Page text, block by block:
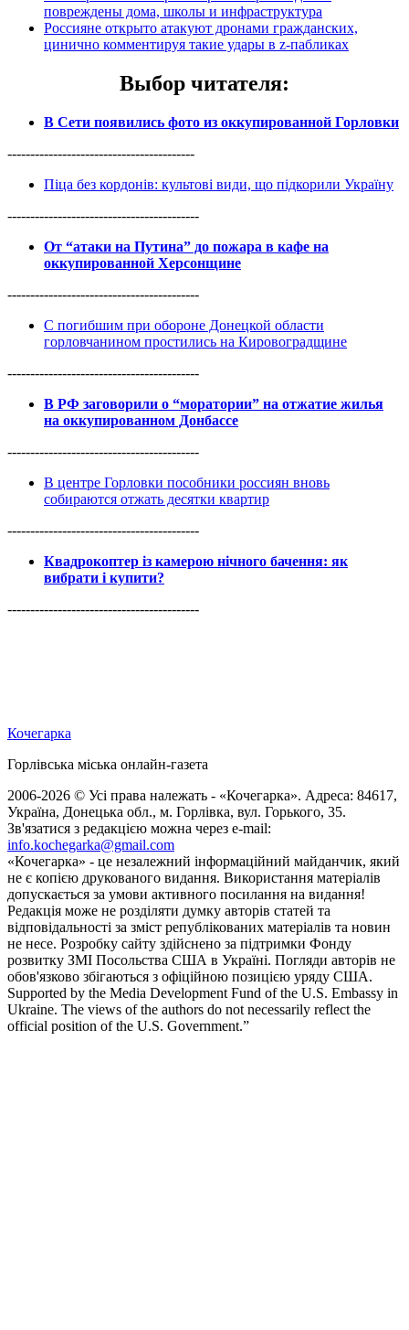
повреждены дома, школы и инфраструктура
Россияне открыто атакуют дронами гражданских,
цинично комментируя такие удары в z-пабликах
Выбор читателя:
В Сети появились фото из оккупированной Горловки
-----------------------------------------
Піца без кордонів: культові види, що підкорили Україну
------------------------------------------
От “атаки на Путина” до пожара в кафе на
оккупированной Херсонщине
------------------------------------------
С погибшим при обороне Донецкой области
горловчанином простились на Кировоградщине
------------------------------------------
В РФ заговорили о “моратории” на отжатие жилья
на оккупированном Донбассе
------------------------------------------
В центре Горловки пособники россиян вновь
собираются отжать десятки квартир
------------------------------------------
Квадрокоптер із камерою нічного бачення: як
вибрати і купити?
------------------------------------------
Кочегарка
Горлівська міська онлайн-газета
2006-2026 © Усі права належать - «Кочегарка». Адреса: 84617,
Україна, Донецька обл., м. Горлівка, вул. Горького, 35.
Зв'язатися з редакцією можна через e-mail:
info.kochegarka@gmail.com
«Кочегарка» - це незалежний інформаційний майданчик, який
не є копією друкованого видання. Використання матеріалів
допускається за умови активного посилання на видання!
Редакція може не розділяти думку авторів статей та
відповідальності за зміст републікованих матеріалів та новин
не несе. Розробку сайту здійснено за підтримки Фонду
розвитку ЗМІ Посольства США в Україні. Погляди авторів не
обов'язково збігаються з офіційною позицією уряду США.
Supported by the Media Development Fund of the U.S. Embassy in
Ukraine. The views of the authors do not necessarily reflect the
official position of the U.S. Government.”